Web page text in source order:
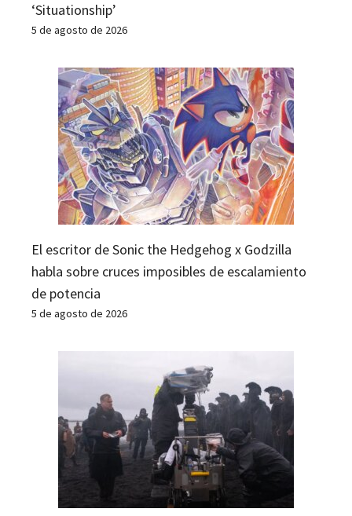
‘Situationship’
5 de agosto de 2026
El escritor de Sonic the Hedgehog x Godzilla
habla sobre cruces imposibles de escalamiento
de potencia
5 de agosto de 2026